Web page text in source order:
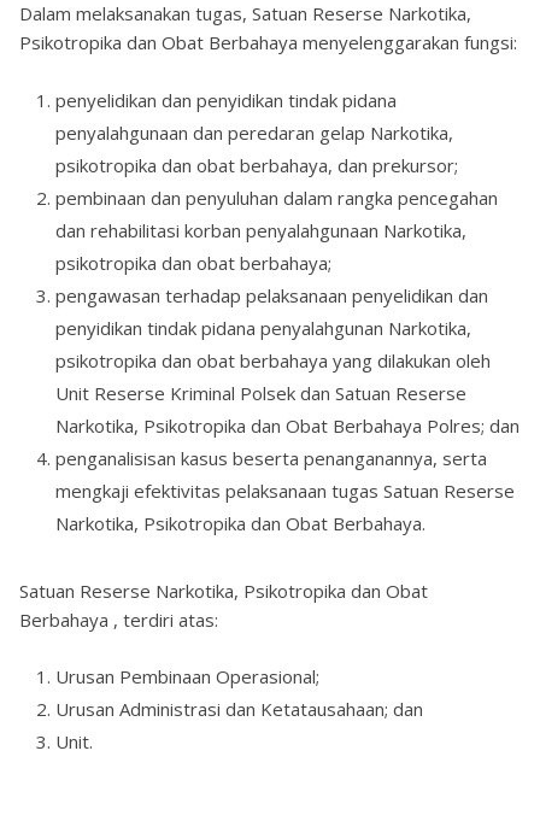
Dalam melaksanakan tugas, Satuan Reserse Narkotika,
Psikotropika dan Obat Berbahaya menyelenggarakan fungsi:
penyelidikan dan penyidikan tindak pidana
penyalahgunaan dan peredaran gelap Narkotika,
psikotropika dan obat berbahaya, dan prekursor;
pembinaan dan penyuluhan dalam rangka pencegahan
dan rehabilitasi korban penyalahgunaan Narkotika,
psikotropika dan obat berbahaya;
pengawasan terhadap pelaksanaan penyelidikan dan
penyidikan tindak pidana penyalahgunan Narkotika,
psikotropika dan obat berbahaya yang dilakukan oleh
Unit Reserse Kriminal Polsek dan Satuan Reserse
Narkotika, Psikotropika dan Obat Berbahaya Polres; dan
penganalisisan kasus beserta penanganannya, serta
mengkaji efektivitas pelaksanaan tugas Satuan Reserse
Narkotika, Psikotropika dan Obat Berbahaya.
Satuan Reserse Narkotika, Psikotropika dan Obat
Berbahaya , terdiri atas:
Urusan Pembinaan Operasional;
Urusan Administrasi dan Ketatausahaan; dan
Unit.